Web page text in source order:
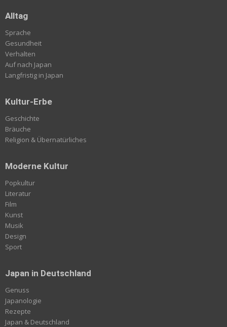
Alltag
Sprache
Gesundheit
Verhalten
Auf nach Japan
Langfristig in Japan
Kultur-Erbe
Geschichte
Bräuche
Religion & Übernatürliches
Moderne Kultur
Popkultur
Literatur
Film
Kunst
Musik
Design
Sport
Japan in Deutschland
Genuss
Japanologie
Rezepte
Japan & Deutschland